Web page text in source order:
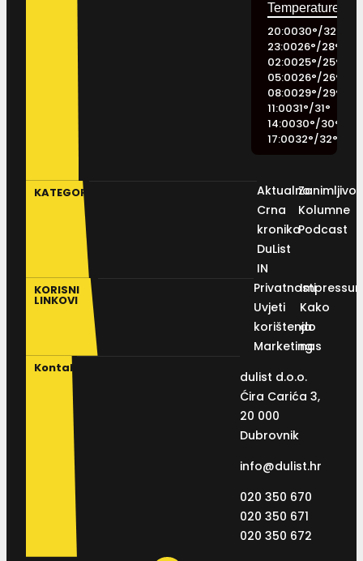
20:0030°/32
23:0026°/28°
02:0025°/25°
05:0026°/26°
08:0029°/29°
11:0031°/31°
14:0030°/30°
17:0032°/32°
KATEGORIJE
Aktualno
Crna
kronika
DuList
IN
Kolumne
Podcast
KORISNI
LINKOVI
Privatnosti
Uvjeti
korištenja
Marketing
Kako
do
nas
Kontakt
dulist d.o.o.
Ćira Carića 3,
20 000
Dubrovnik
info@dulist.hr
020 350 670
020 350 671
020 350 672